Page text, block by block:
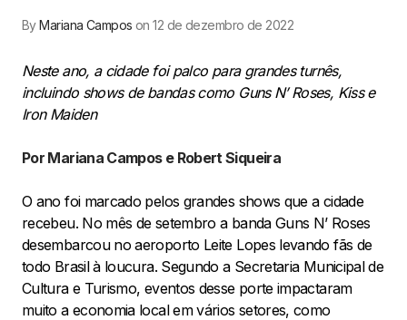
ByMariana Campos on 12 de dezembro de 2022
Neste ano, a cidade foi palco para grandes turnês,
incluindo shows de bandas como Guns N’ Roses, Kiss e
Iron Maiden
Por Mariana Campos e Robert Siqueira
O ano foi marcado pelos grandes shows que a cidade
recebeu. No mês de setembro a banda Guns N’ Roses
desembarcou no aeroporto Leite Lopes levando fãs de
todo Brasil à loucura. Segundo a Secretaria Municipal de
Cultura e Turismo, eventos desse porte impactaram
muito a economia local em vários setores, como